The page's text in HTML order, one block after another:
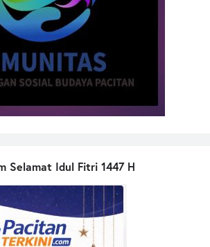
Selamat Idul Fitri 1447 H